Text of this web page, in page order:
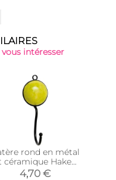
intéresser
rond en métal
céramique Haken
(Jaune)
4,70 €